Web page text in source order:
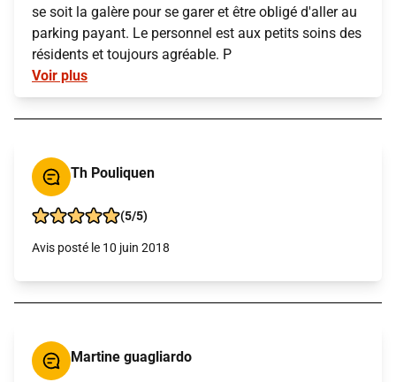
se soit la galère pour se garer et être obligé d'aller au
parking payant. Le personnel est aux petits soins des
résidents et toujours agréable. P
Voir plus
Th Pouliquen
(5/5)
Avis posté le 10 juin 2018
Martine guagliardo